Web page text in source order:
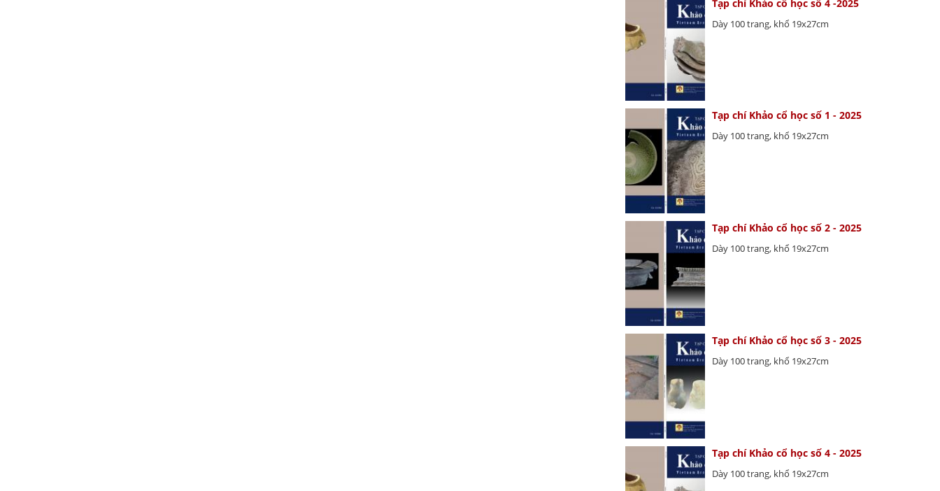
Tạp chí Khảo cổ học số 4 -2025
Dày 100 trang, khổ 19x27cm
Tạp chí Khảo cổ học số 1 - 2025
Dày 100 trang, khổ 19x27cm
Tạp chí Khảo cổ học số 2 - 2025
Dày 100 trang, khổ 19x27cm
Tạp chí Khảo cổ học số 3 - 2025
Dày 100 trang, khổ 19x27cm
Tạp chí Khảo cổ học số 4 - 2025
Dày 100 trang, khổ 19x27cm